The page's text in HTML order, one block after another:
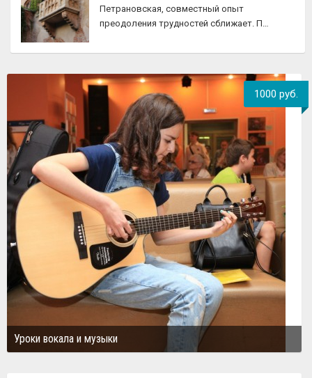
Петрановская, совместный опыт
преодоления трудностей сближает. П…
1000 руб.
Уроки вокала и музыки